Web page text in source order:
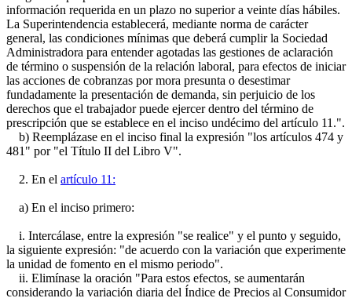
información requerida en un plazo no superior a veinte días hábiles.
La Superintendencia establecerá, mediante norma de carácter
general, las condiciones mínimas que deberá cumplir la Sociedad
Administradora para entender agotadas las gestiones de aclaración
de término o suspensión de la relación laboral, para efectos de iniciar
las acciones de cobranzas por mora presunta o desestimar
fundadamente la presentación de demanda, sin perjuicio de los
derechos que el trabajador puede ejercer dentro del término de
prescripción que se establece en el inciso undécimo del artículo 11.".
b) Reemplázase en el inciso final la expresión "los artículos 474 y
481" por "el Título II del Libro V".
2. En el artículo 11:
a) En el inciso primero:
i. Intercálase, entre la expresión "se realice" y el punto y seguido,
la siguiente expresión: "de acuerdo con la variación que experimente
la unidad de fomento en el mismo periodo".
ii. Elimínase la oración "Para estos efectos, se aumentarán
considerando la variación diaria del Índice de Precios al Consumidor